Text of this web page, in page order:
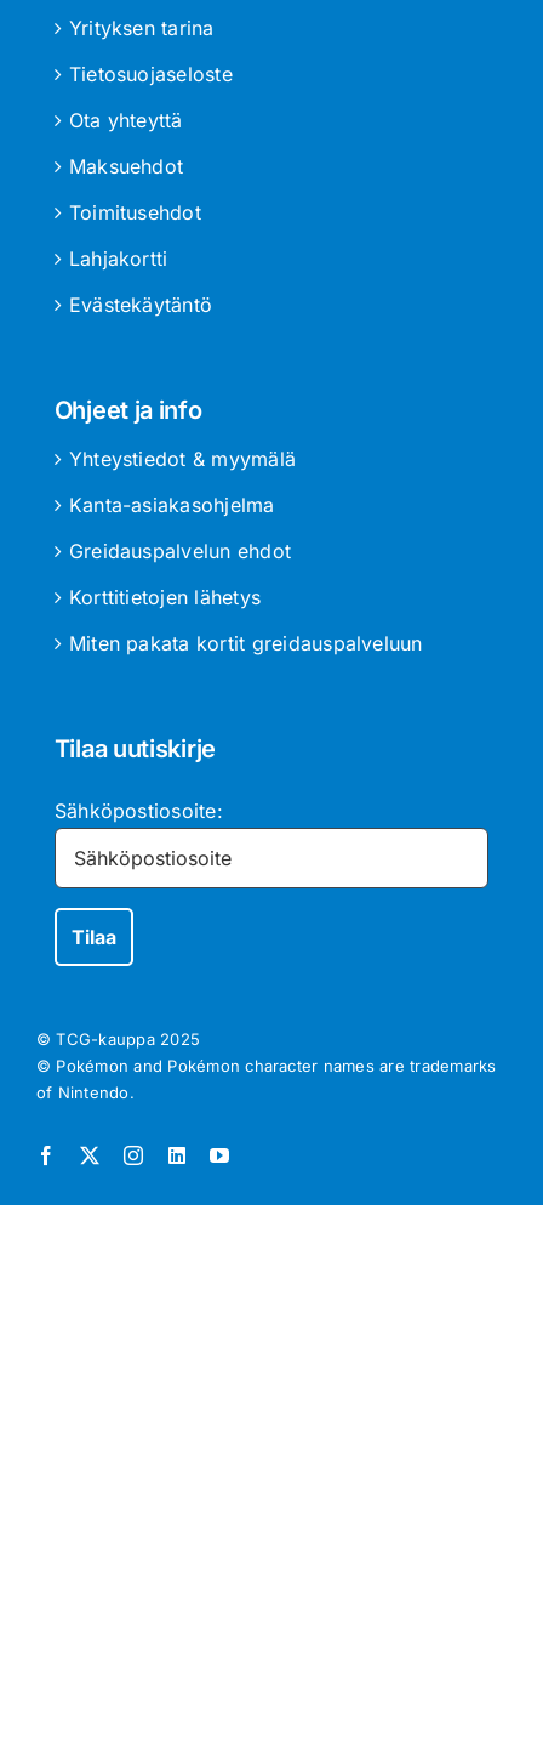
Yrityksen tarina
Tietosuojaseloste
Ota yhteyttä
Maksuehdot
Toimitusehdot
Lahjakortti
Evästekäytäntö
Ohjeet ja info
Yhteystiedot & myymälä
Kanta-asiakasohjelma
Greidauspalvelun ehdot
Korttitietojen lähetys
Miten pakata kortit greidauspalveluun
Tilaa uutiskirje
Sähköpostiosoite:
© TCG-kauppa 2025
© Pokémon and Pokémon character names are trademarks
of Nintendo.